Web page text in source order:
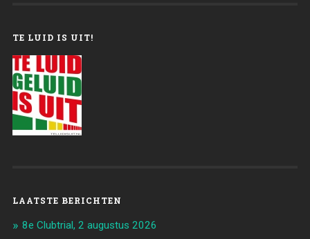
TE LUID IS UIT!
LAATSTE BERICHTEN
8e Clubtrial, 2 augustus 2026